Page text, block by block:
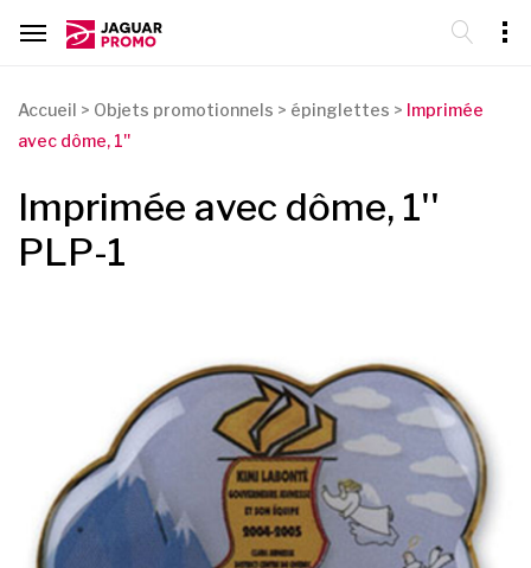
Accueil > Objets promotionnels > épinglettes > Imprimée
avec dôme, 1''
Imprimée avec dôme, 1''
PLP-1